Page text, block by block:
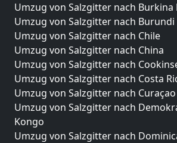
Umzug von Salzgitter nach Burkina
Umzug von Salzgitter nach Burundi
Umzug von Salzgitter nach Chile
Umzug von Salzgitter nach China
Umzug von Salzgitter nach
Umzug von Salzgitter nach Costa
Umzug von Salzgitter nach Curaçao
Umzug von Salzgitter nach
Kongo
Umzug von Salzgitter nach